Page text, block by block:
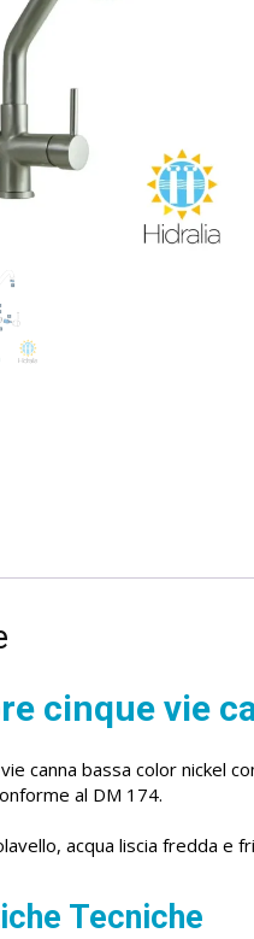
cinque vie
canna bassa color nickel
al DM 174.
acqua liscia fredda e
Tecniche